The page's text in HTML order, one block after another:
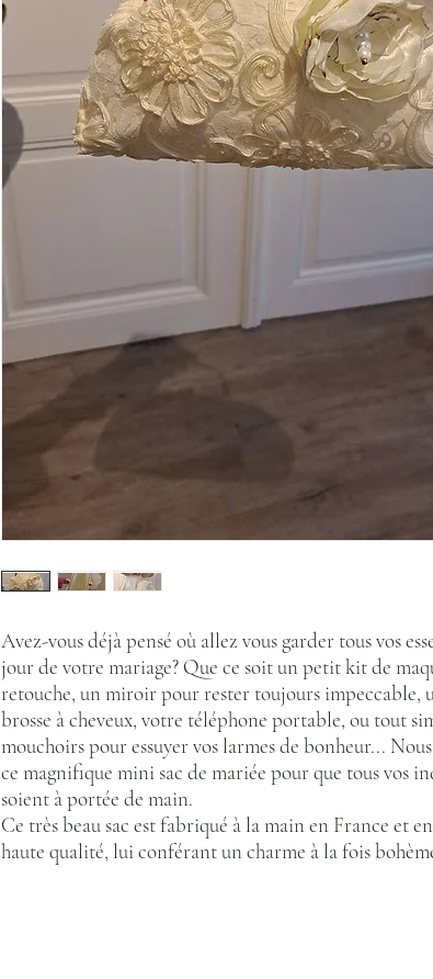
Avez-vous déjà pensé où allez vous garder tous vos
jour de votre mariage? Que ce soit un petit kit de
retouche, un miroir pour rester toujours impeccable,
brosse à cheveux, votre téléphone portable, ou tout
mouchoirs pour essuyer vos larmes de bonheur...
ce magnifique mini sac de mariée pour que tous vos
soient à portée de main.
Ce très beau sac est fabriqué à la main en France et
haute qualité, lui conférant un charme à la fois